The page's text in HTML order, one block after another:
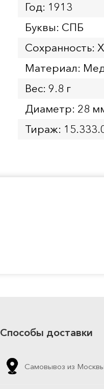
Год: 1913
Буквы: СПБ
Сохранность:
Материал:
Вес: 9.8 г
Диаметр: 28
Тираж:
Способы доставки
Самовывоз из